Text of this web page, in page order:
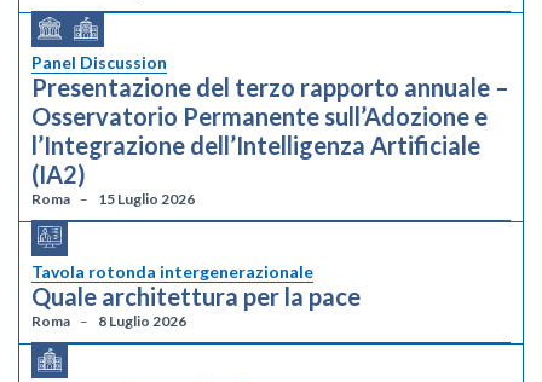
Panel Discussion
Presentazione del terzo rapporto annuale –
Osservatorio Permanente sull’Adozione e
l’Integrazione dell’Intelligenza Artificiale
(IA2)
Roma 15 Luglio 2026
Tavola rotonda intergenerazionale
Quale architettura per la pace
Roma 8 Luglio 2026